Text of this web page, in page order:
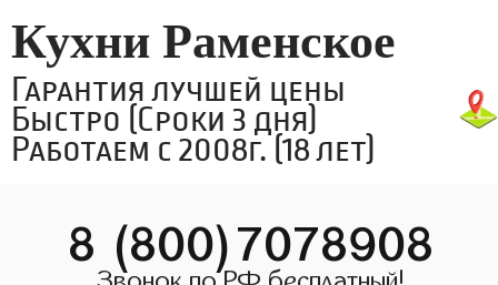
Кухни Раменское
Гарантия лучшей цены
Быстро (Сроки 3 дня)
Работаем с 2008г. (18 лет)
8 (800)7078908